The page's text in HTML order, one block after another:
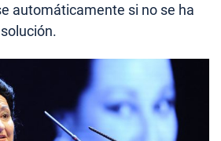
automáticamente si no se ha